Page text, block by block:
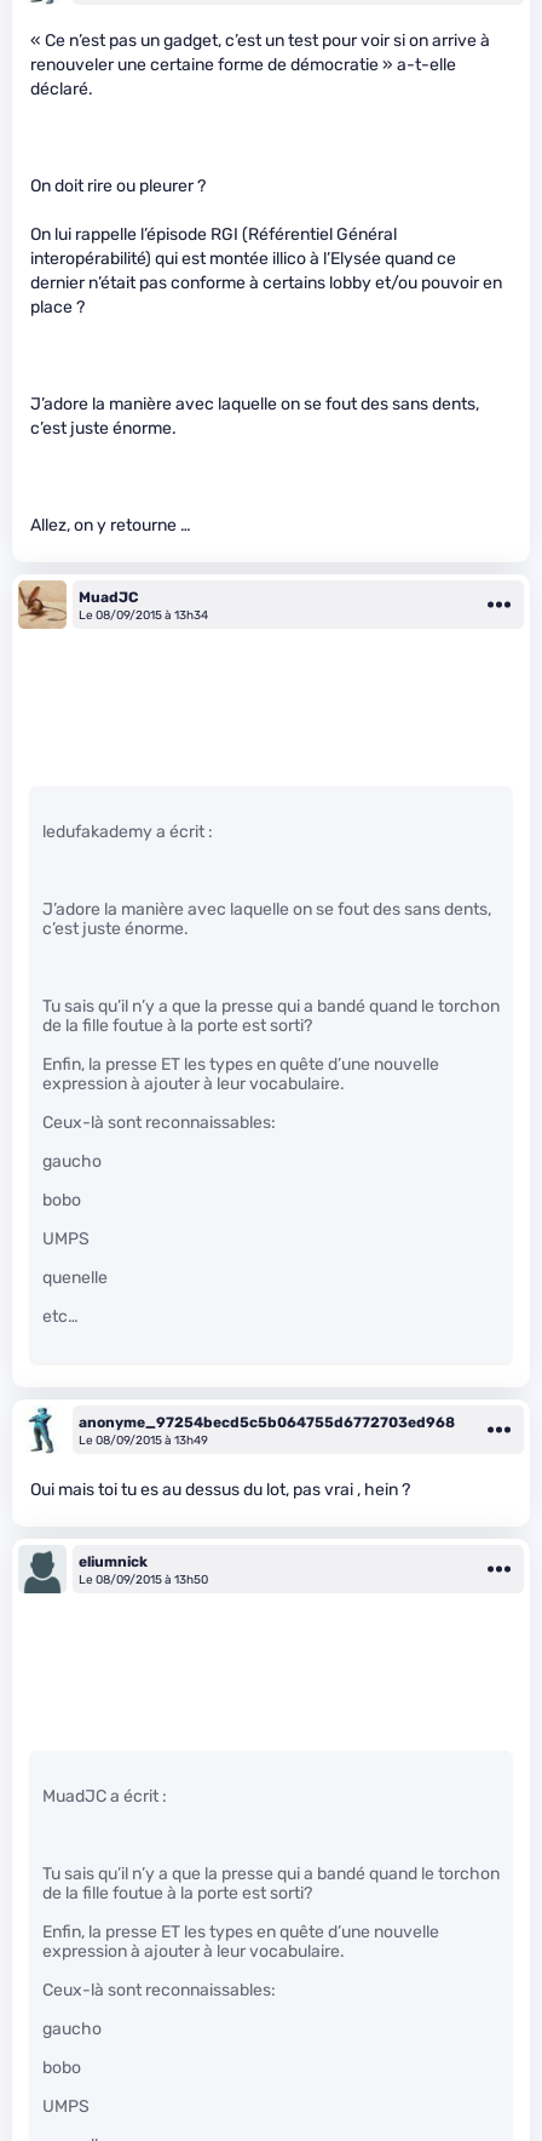
« Ce n’est pas un gadget, c’est un test pour voir si on arrive à
renouveler une certaine forme de démocratie » a-t-elle
déclaré.
On doit rire ou pleurer ?
On lui rappelle l’épisode RGI (Référentiel Général
interopérabilité) qui est montée illico à l’Elysée quand ce
dernier n’était pas conforme à certains lobby et/ou pouvoir en
place ?
J’adore la manière avec laquelle on se fout des sans dents,
c’est juste énorme.
Allez, on y retourne …
MuadJC
Le 08/09/2015 à 13h34
ledufakademy a écrit :
J’adore la manière avec laquelle on se fout des sans dents,
c’est juste énorme.
Tu sais qu’il n’y a que la presse qui a bandé quand le torchon
de la fille foutue à la porte est sorti?
Enfin, la presse ET les types en quête d’une nouvelle
expression à ajouter à leur vocabulaire.
Ceux-là sont reconnaissables:
gaucho
bobo
UMPS
quenelle
etc…
anonyme_97254becd5c5b064755d6772703ed968
Le 08/09/2015 à 13h49
Oui mais toi tu es au dessus du lot, pas vrai , hein ?
eliumnick
Le 08/09/2015 à 13h50
MuadJC a écrit :
Tu sais qu’il n’y a que la presse qui a bandé quand le torchon
de la fille foutue à la porte est sorti?
Enfin, la presse ET les types en quête d’une nouvelle
expression à ajouter à leur vocabulaire.
Ceux-là sont reconnaissables:
gaucho
bobo
UMPS